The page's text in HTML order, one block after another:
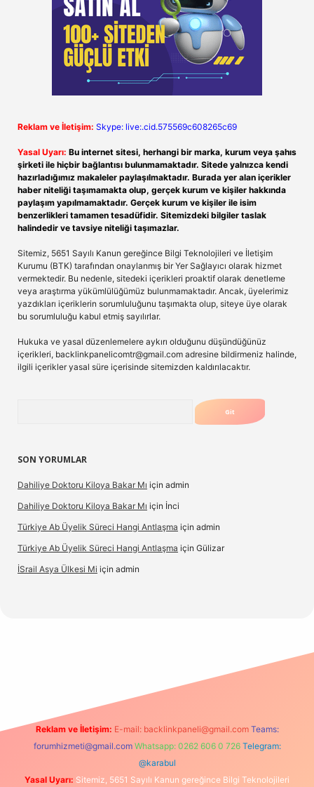
Reklam ve İletişim: Skype: live:.cid.575569c608265c69
Yasal Uyarı: Bu internet sitesi, herhangi bir marka, kurum veya şahıs
şirketi ile hiçbir bağlantısı bulunmamaktadır. Sitede yalnızca kendi
hazırladığımız makaleler paylaşılmaktadır. Burada yer alan içerikler
haber niteliği taşımamakta olup, gerçek kurum ve kişiler hakkında
paylaşım yapılmamaktadır. Gerçek kurum ve kişiler ile isim
benzerlikleri tamamen tesadüfidir. Sitemizdeki bilgiler taslak
halindedir ve tavsiye niteliği taşımazlar.
Sitemiz, 5651 Sayılı Kanun gereğince Bilgi Teknolojileri ve İletişim
Kurumu (BTK) tarafından onaylanmış bir Yer Sağlayıcı olarak hizmet
vermektedir. Bu nedenle, sitedeki içerikleri proaktif olarak denetleme
veya araştırma yükümlülüğümüz bulunmamaktadır. Ancak, üyelerimiz
yazdıkları içeriklerin sorumluluğunu taşımakta olup, siteye üye olarak
bu sorumluluğu kabul etmiş sayılırlar.
Hukuka ve yasal düzenlemelere aykırı olduğunu düşündüğünüz
içerikleri, backlinkpanelicomtr@gmail.com adresine bildirmeniz halinde,
ilgili içerikler yasal süre içerisinde sitemizden kaldırılacaktır.
SON YORUMLAR
Dahiliye Doktoru Kiloya Bakar Mı için admin
Dahiliye Doktoru Kiloya Bakar Mı için İnci
Türkiye Ab Üyelik Süreci Hangi Antlaşma için admin
Türkiye Ab Üyelik Süreci Hangi Antlaşma için Gülizar
İSrail Asya Ülkesi Mi için admin
Reklam ve İletişim: E-mail: backlinkpaneli@gmail.com Teams:
forumhizmeti@gmail.com Whatsapp: 0262 606 0 726 Telegram:
@karabul
Yasal Uyarı: Sitemiz, 5651 Sayılı Kanun gereğince Bilgi Teknolojileri